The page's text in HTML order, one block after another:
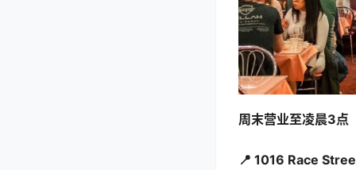
周末营业至凌晨3点
📍 1016 Race